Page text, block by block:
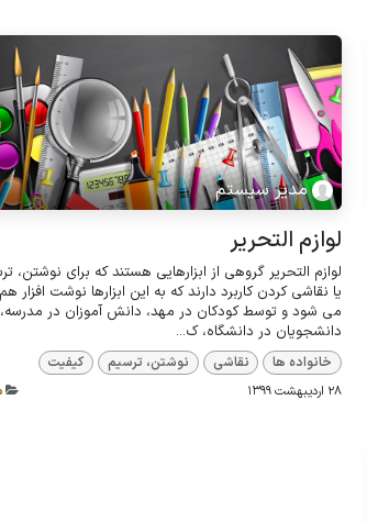
مدیر سیستم
لوازم التحریر
لوازم التحریر گروهی از ابزارهایی هستند که برای نوشتن،
یا نقاشی کردن کاربرد دارند که به این ابزارها نوشت افزار
می شود و توسط کودکان در مهد، دانش آموزان در مدرسه،
دانشجویان در دانشگاه، ک...
خانواده ها نقاشی نوشتن، ترسیم کیفیت
28 اردیبهشت 1399